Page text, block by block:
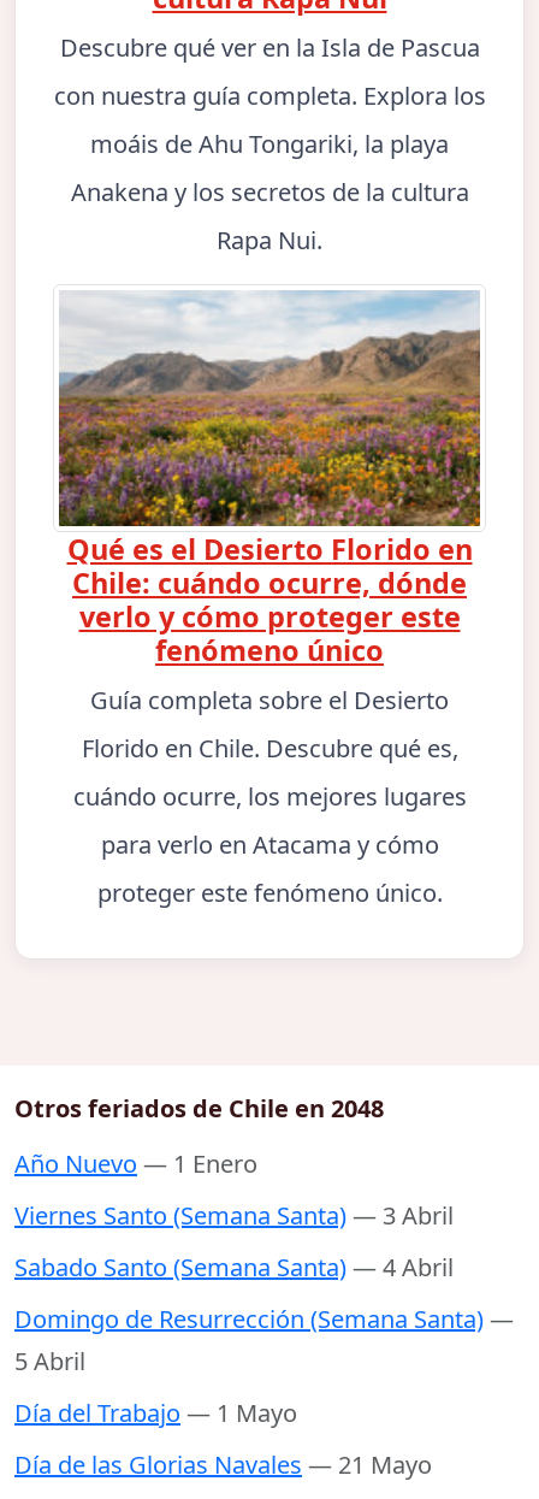
Descubre qué ver en la Isla de Pascua
con nuestra guía completa. Explora los
moáis de Ahu Tongariki, la playa
Anakena y los secretos de la cultura
Rapa Nui.
Qué es el Desierto Florido en
Chile: cuándo ocurre, dónde
verlo y cómo proteger este
fenómeno único
Guía completa sobre el Desierto
Florido en Chile. Descubre qué es,
cuándo ocurre, los mejores lugares
para verlo en Atacama y cómo
proteger este fenómeno único.
Otros feriados de Chile en 2048
Año Nuevo — 1 Enero
Viernes Santo (Semana Santa)— 3 Abril
Sabado Santo (Semana Santa)— 4 Abril
Domingo de Resurrección (Semana Santa)—
5 Abril
Día del Trabajo — 1 Mayo
Día de las Glorias Navales — 21 Mayo